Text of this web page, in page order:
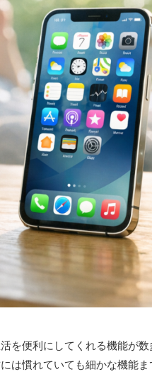
を便利にしてくれる機能が数
は慣れていても細かな機能